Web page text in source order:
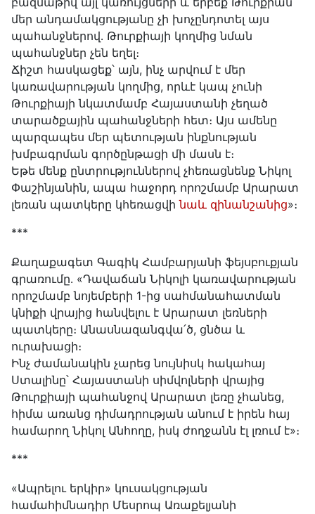
մեր անդամակցությանը չի խոչընդոտել այս
պահանջներով․ Թուրքիայի կողմից նման
պահանջներ չեն եղել։
Ճիշտ հասկացեք՝ այն, ինչ արվում է մեր
կառավարության կողմից, որևէ կապ չունի
Թուրքիայի նկատմամբ Հայաստանի չեղած
տարածքային պահանջների հետ։ Այս ամենը
պարզապես մեր պետության ինքնության
խմբագրման գործընթացի մի մասն է։
Եթե մենք ընտրություններով չհեռացնենք Նիկոլ
Փաշինյանին, ապա հաջորդ որոշմամբ Արարատ
լեռան պատկերը կհեռացվինաև զինանշանից»։
***
Քաղաքագետ Գագիկ Համբարյանի ֆեյսբուքյան
գրառումը․ «Դավաճան Նիկոլի կառավարության
որոշմամբ նոյեմբերի 1-ից սահմանահատման
կնիքի վրայից հանվելու է Արարատ լեռների
պատկերը։ Անասնազանգվա՛ծ, ցնծա և
ուրախացի։
Ինչ ժամանակին չարեց նույնիսկ հակահայ
Ստալինը՝ Հայաստանի սիմվոլների վրայից
Թուրքիայի պահանջով Արարատ լեռը չհանեց,
հիմա առանց դիմադրության անում է իրեն հայ
համարող Նիկոլ Անհողը, իսկ ժողջանն էլ լռում է»։
***
«Ապրելու երկիր» կուսակցության
համահիմնադիր Մեսրոպ Առաքելյանի